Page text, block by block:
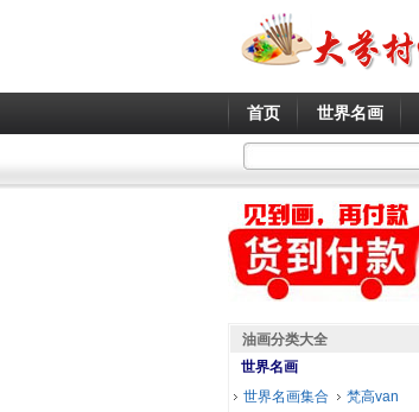
首页 世界名画
油画分类大全
世界名画
世界名画集合
梵高van